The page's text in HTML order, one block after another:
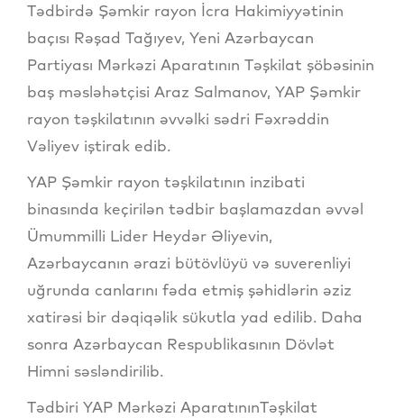
Tədbirdə Şəmkir rayon İcra Hakimiyyətinin
baçısı Rəşad Tağıyev, Yeni Azərbaycan
Partiyası Mərkəzi Aparatının Təşkilat şöbəsinin
baş məsləhətçisi Araz Salmanov, YAP Şəmkir
rayon təşkilatının əvvəlki sədri Fəxrəddin
Vəliyev iştirak edib.
YAP Şəmkir rayon təşkilatının inzibati
binasında keçirilən tədbir başlamazdan əvvəl
Ümummilli Lider Heydər Əliyevin,
Azərbaycanın ərazi bütövlüyü və suverenliyi
uğrunda canlarını fəda etmiş şəhidlərin əziz
xatirəsi bir dəqiqəlik sükutla yad edilib. Daha
sonra Azərbaycan Respublikasının Dövlət
Himni səsləndirilib.
Tədbiri YAP Mərkəzi AparatınınTəşkilat